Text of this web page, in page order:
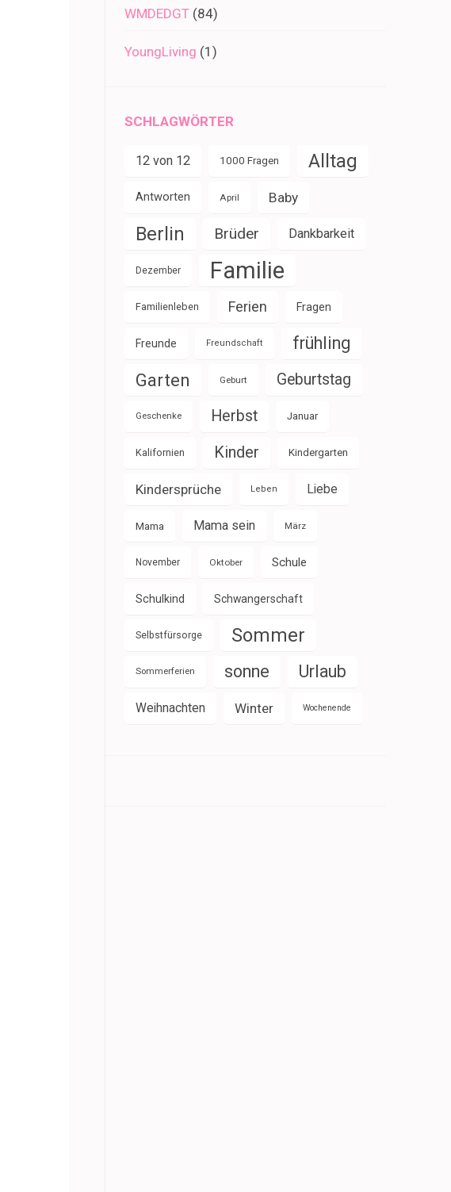
WMDEDGT (84)
YoungLiving (1)
SCHLAGWÖRTER
12 von 12 1000 Fragen Alltag
Antworten April Baby
Berlin Brüder Dankbarkeit
Dezember Familie
Familienleben Ferien Fragen
Freunde Freundschaft frühling
Garten Geburt Geburtstag
Geschenke Herbst Januar
Kalifornien Kinder Kindergarten
Kindersprüche Leben Liebe
Mama Mama sein März
November Oktober Schule
Schulkind Schwangerschaft
Selbstfürsorge Sommer
Sommerferien sonne Urlaub
Weihnachten Winter Wochenende